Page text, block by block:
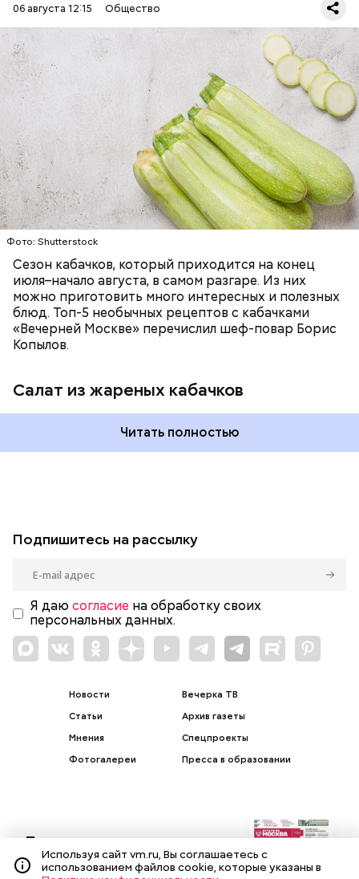
06 августа 12:15
Общество
Фото: Shutterstock
Сезон кабачков, который приходится на конец
июля–начало августа, в самом разгаре. Из них
можно приготовить много интересных и полезных
блюд. Топ-5 необычных рецептов с кабачками
«Вечерней Москве» перечислил шеф-повар Борис
Копылов.
Салат из жареных кабачков
Ингредиенты:
Читать полностью
ЕДА ОВОЩИ РЕЦЕПТЫ
Подпишитесь на рассылку
Я даю согласие на обработку своих
персональных данных.
Новости
Статьи
Мнения
Фотогалереи
Вечерка ТВ
Архив газеты
Спецпроекты
Пресса в образовании
Подписка на печатные
издания
Используя сайт vm.ru, Вы соглашаетесь с
использованием файлов cookie, которые указаны в